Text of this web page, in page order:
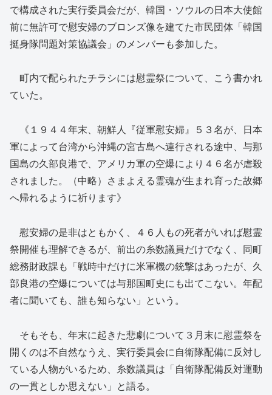
で構成された実行委員会だが、韓国・ソウルの日本大使館
前に無許可で慰安婦のブロンズ像を建てた市民団体「韓国
挺身隊問題対策協議会」のメンバーも参加した。
町内で配られたチラシには慰霊祭について、こう書かれ
ていた。
《１９４４年末、朝鮮人『従軍慰安婦』５３名が、日本
軍によって台湾から沖縄の宮古島へ連行される途中、与那
国島の久部良港で、アメリカ軍の空爆により４６名が虐殺
されました。（中略）さまよえる霊魂が生まれ育った故郷
へ帰れるように祈ります》
慰安婦の是非はともかく、４６人もの死者がいれば慰霊
祭開催も理解できるが、前出の糸数議員だけでなく、同町
総務財政課も「戦時中だけに米軍機の銃撃はあったが、久
部良港の空爆については与那国町史にも出てこない。年配
者に聞いても、誰も知らない」という。
そもそも、年末に起きた悲劇について３月末に慰霊祭を
開くのは不自然なうえ、実行委員会に自衛隊配備に反対し
ている人物がいるため、糸数議員は「自衛隊配備反対運動
の一貫としか思えない」と語る。